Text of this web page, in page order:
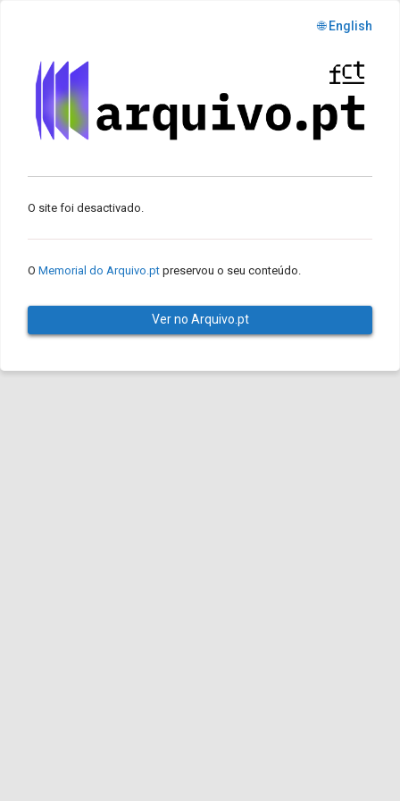
🌐 English
O site foi desactivado.
O Memorial do Arquivo.pt preservou o seu conteúdo.
Ver no Arquivo.pt